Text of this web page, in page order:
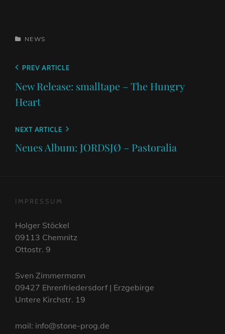
CATEGORIES
NEWS
Beitragsnavigation
Previous
PREV ARTICLE
New Release: smalltape – The Hungry
Heart
Next
NEXT ARTICLE
Neues Album: JORDSJØ – Pastoralia
IMPRESSUM
Holger Stöckel
09113 Chemnitz
Ottostr. 9
Sven Zimmermann
09427 Ehrenfriedersdorf | Erzgebirge
Untere Kirchstr. 19
mail: info@stone-prog.de